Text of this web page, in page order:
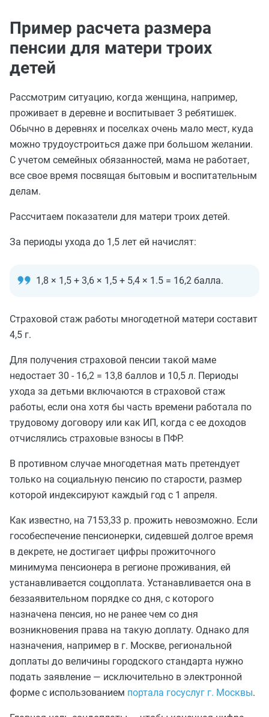
Пример расчета размера
пенсии для матери троих
детей
Рассмотрим ситуацию, когда женщина, например,
проживает в деревне и воспитывает 3 ребятишек.
Обычно в деревнях и поселках очень мало мест, куда
можно трудоустроиться даже при большом желании.
С учетом семейных обязанностей, мама не работает,
все свое время посвящая бытовым и воспитательным
делам.
Рассчитаем показатели для матери троих детей.
За периоды ухода до 1,5 лет ей начислят:
1,8 × 1,5 + 3,6 × 1,5 + 5,4 × 1.5 = 16,2 балла.
Страховой стаж работы многодетной матери составит
4,5 г.
Для получения страховой пенсии такой маме
недостает 30 - 16,2 = 13,8 баллов и 10,5 л. Периоды
ухода за детьми включаются в страховой стаж
работы, если она хотя бы часть времени работала по
трудовому договору или как ИП, когда с ее доходов
отчислялись страховые взносы в ПФР.
В противном случае многодетная мать претендует
только на социальную пенсию по старости, размер
которой индексируют каждый год с 1 апреля.
Как известно, на 7153,33 р. прожить невозможно. Если
гособеспечение пенсионерки, сидевшей долгое время
в декрете, не достигает цифры прожиточного
минимума пенсионера в регионе проживания, ей
устанавливается соцдоплата. Устанавливается она в
беззаявительном порядке со дня, с которого
назначена пенсия, но не ранее чем со дня
возникновения права на такую доплату. Однако для
назначения, например в г. Москве, региональной
доплаты до величины городского стандарта нужно
подать заявление — исключительно в электронной
форме с использованием портала госуслуг г. Москвы.